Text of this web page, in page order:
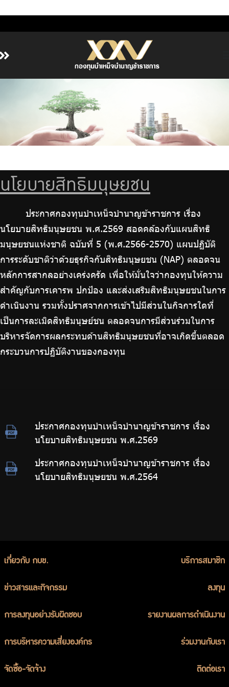
เกี่ยวกับ กบข.
รายงานผลการดำเนินงาน
จัดซื้อจัดจ้าง
บริการเจ้าหน้าที่ส่วนราชการ
ร่วมงานกับเรา
นโยบายสิทธิมนุษยชน
ประกาศกองทุนบำเหน็จบำนาญข้าราชการ เรื่อง
นโยบายสิทธิมนุษยชน พ.ศ.2569 สอดคล้องกับแผนสิทธิ
มนุษยชนแห่งชาติ ฉบับที่ 5 (พ.ศ.2566-2570) แผนปฏิบัติ
การระดับชาติว่าด้วยธุรกิจกับสิทธิมนุษยชน (NAP) ตลอดจน
หลักการสากลอย่างเคร่งครัด เพื่อให้มั่นใจว่ากองทุนให้ความ
สำคัญกับการเคารพ ปกป้อง และส่งเสริมสิทธิมนุษยชนในการ
ดำเนินงาน รวมทั้งปราศจากการเข้าไปมีส่วนในกิจการใดที่
เป็นการละเมิดสิทธิมนุษย์ชน ตลอดจนการมีส่วนร่วมในการ
บริหารจัดการผลกระทบด้านสิทธิมนุษยชนที่อาจเกิดขึ้นตลอด
กระบวนการปฏิบัติงานของกองทุน
ประกาศกองทุนบำเหน็จบำนาญข้าราชการ เรื่อง
นโยบายสิทธิมนุษยชน พ.ศ.2569
ประกาศกองทุนบำเหน็จบำนาญข้าราชการ เรื่อง
นโยบายสิทธิมนุษยชน พ.ศ.2564
เกี่ยวกับ กบข. บริการสมาชิก
ข่าวสารและกิจกรรม ลงทุน
การลงทุนอย่างรับผิดชอบ รายงานผลการดำเนินงาน
การบริหารความเสี่ยงองค์กร ร่วมงานกับเรา
จัดซื้อ-จัดจ้าง ติดต่อเรา